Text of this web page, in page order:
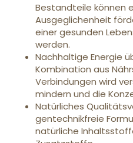
Bestandteile können
Ausgeglichenheit
einer gesunden
werden.
Nachhaltige Energie
Kombination aus
Verbindungen wird
mindern und die
Natürliches
gentechnikfreie
natürliche